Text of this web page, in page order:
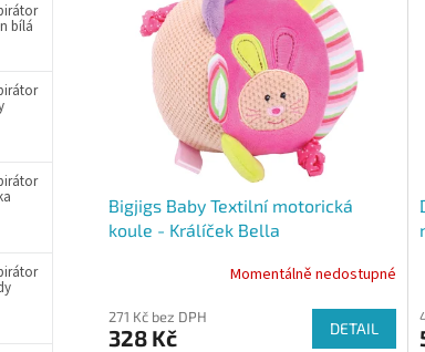
bílá
Bigjigs Baby Textilní motorická
koule - Králíček Bella
Momentálně nedostupné
271 Kč bez DPH
328 Kč DETAIL